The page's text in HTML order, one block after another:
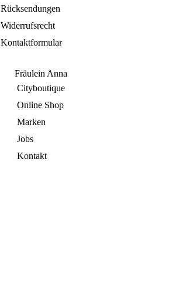
Rücksendungen
Widerrufsrecht
Kontaktformular
Fräulein Anna
Cityboutique
Online Shop
Marken
Jobs
Kontakt